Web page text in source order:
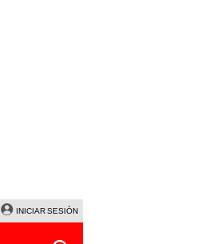
CORTE DE LUZ VIERNES 7 DE AGOSTO
INICIAR SESIÓN